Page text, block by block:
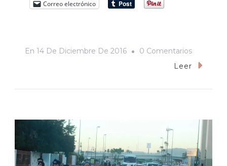
Correo electrónico
En 14 De Diciembre De 2016 0 ComentariosEn
Fuimos
Leer